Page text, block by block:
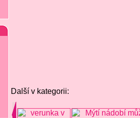
Další v kategorii: